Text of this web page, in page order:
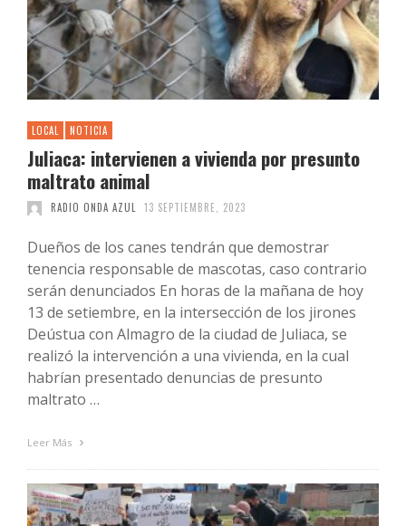
LOCAL NOTICIA
Juliaca: intervienen a vivienda por presunto
maltrato animal
RADIO ONDA AZUL 13 SEPTIEMBRE, 2023
Dueños de los canes tendrán que demostrar
tenencia responsable de mascotas, caso contrario
serán denunciados En horas de la mañana de hoy
13 de setiembre, en la intersección de los jirones
Deústua con Almagro de la ciudad de Juliaca, se
realizó la intervención a una vivienda, en la cual
habrían presentado denuncias de presunto
maltrato …
Leer Más